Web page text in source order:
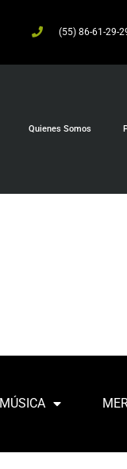
(55) 86-61-29-
Quienes Somos
MÚSICA